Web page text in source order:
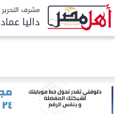
مشرف التحرير
داليا عماد